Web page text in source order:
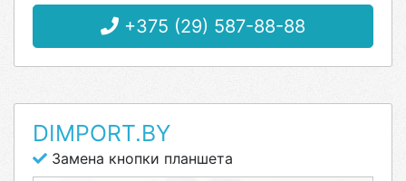
+375 (29) 587-88-88
DIMPORT.BY
Замена кнопки планшета